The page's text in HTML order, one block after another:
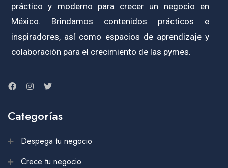
práctico y moderno para crecer un negocio en
México. Brindamos contenidos prácticos e
inspiradores, así como espacios de aprendizaje y
colaboración para el crecimiento de las pymes.
Categorías
Despega tu negocio
Crece tu negocio